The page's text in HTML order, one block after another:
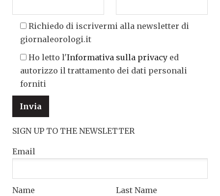
Richiedo di iscrivermi alla newsletter di
giornaleorologi.it
Ho letto l'Informativa sulla privacy ed
autorizzo il trattamento dei dati personali
forniti
SIGN UP TO THE NEWSLETTER
Email
Name Last Name